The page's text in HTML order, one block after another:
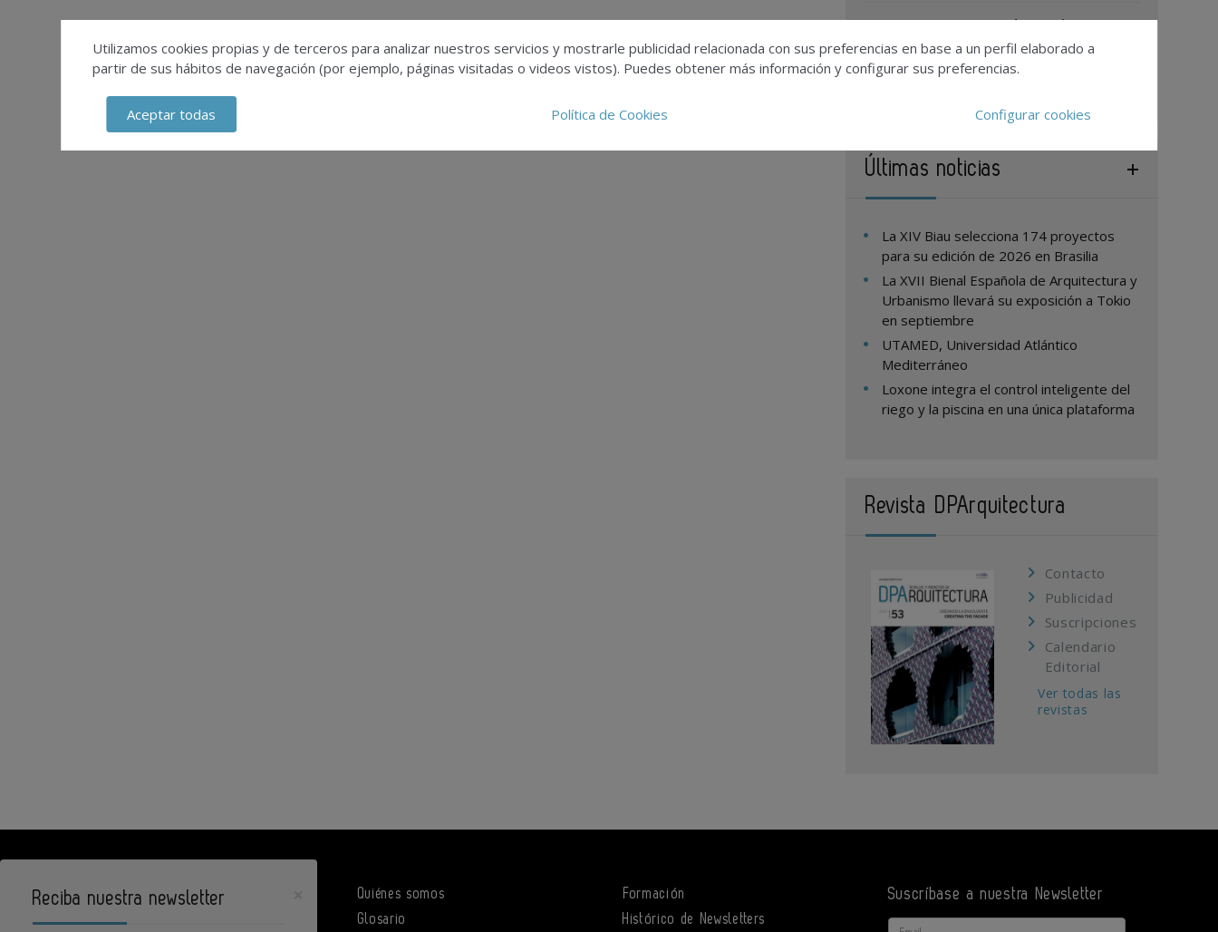
Zaragoza, 2026. Jornada Arquitectura y
Construcción
24 de septiembre, 2026
Últimas noticias
La XIV Biau selecciona 174 proyectos
para su edición de 2026 en Brasilia
La XVII Bienal Española de Arquitectura y
Urbanismo llevará su exposición a Tokio
en septiembre
UTAMED, Universidad Atlántico
Mediterráneo
Loxone integra el control inteligente del
riego y la piscina en una única plataforma
Revista DPArquitectura
Contacto
Publicidad
Suscripciones
Calendario
Editorial
Ver todas las
revistas
Quiénes somos
Glosario
Formación
Histórico de Newsletters
Suscríbase a nuestra Newsletter
Email
Utilizamos cookies propias y de terceros para analizar nuestros servicios y mostrarle publicidad relacionada con sus preferencias en base a un perfil elaborado a
partir de sus hábitos de navegación (por ejemplo, páginas visitadas o videos vistos). Puedes obtener más información y configurar sus preferencias.
Aceptar todas Política de Cookies Configurar cookies
Reciba nuestra newsletter